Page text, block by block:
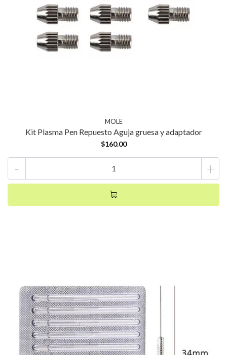
MOLE
Kit Plasma Pen Repuesto Aguja gruesa y adaptador
$160.00
- +